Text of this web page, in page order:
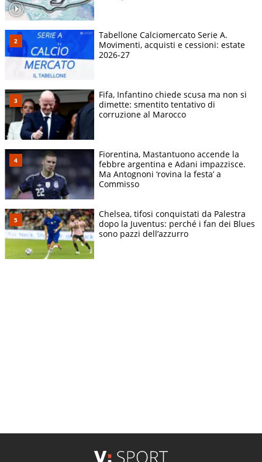
Tabellone Calciomercato Serie A.
Movimenti, acquisti e cessioni: estate
2026-27
Fifa, Infantino chiede scusa ma non si
dimette: smentito tentativo di
corruzione al Marocco
Fiorentina, Mastantuono accende la
febbre argentina e Adani impazzisce.
Ma Antognoni ‘rovina la festa’ a
Commisso
Chelsea, tifosi conquistati da Palestra
dopo la Juventus: perché i fan dei Blues
sono pazzi dell’azzurro